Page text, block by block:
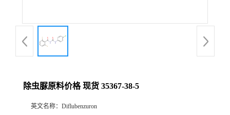
除虫脲原料价格 现货 35367-38-5
英文名称： Diflubenzuron